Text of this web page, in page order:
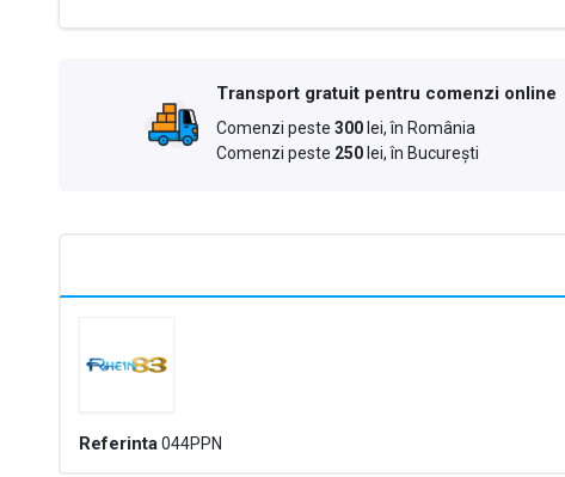
Transport gratuit pentru comenzi online
Comenzi peste300 lei, în România
Comenzi peste 250 lei, în București
Referinta 044PPN